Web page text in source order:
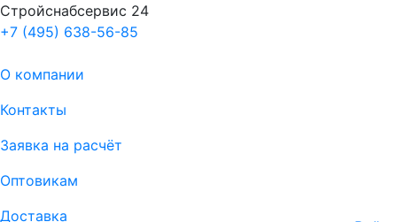
Стройснабсервис 24
+7 (495) 638-56-85
О компании
Контакты
Заявка на расчёт
Оптовикам
Доставка